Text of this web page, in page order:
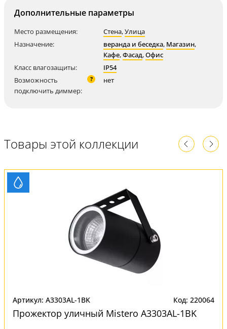
Дополнительные параметры
Место размещения: Стена,Улица
Назначение:
веранда и беседка, Магазин,
Кафе,Фасад,Офис
Класс влагозащиты:
IP54
Возможность
подключить диммер:
? нет
Товары этой коллекции
Артикул: A3303AL-1BK Код: 220064
Прожектор уличный Mistero A3303AL-1BK